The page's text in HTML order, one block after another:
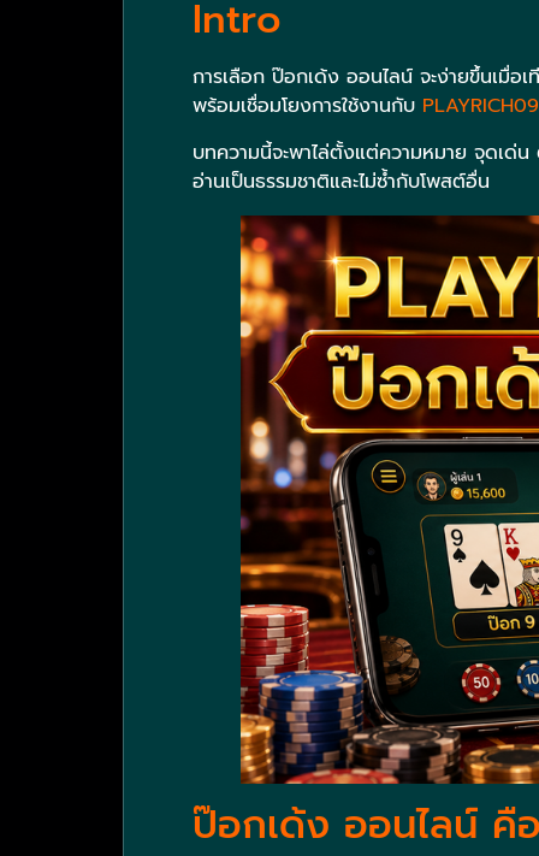
Intro
การเลือก ป๊อกเด้ง ออนไลน์ จะง่ายขึ้นเมื่อ
พร้อมเชื่อมโยงการใช้งานกับ
บทความนี้จะพาไล่ตั้งแต่ความหมาย จุดเด่น
อ่านเป็นธรรมชาติและไม่ซ้ำกับโพสต์อื่น
ป๊อกเด้ง ออนไลน์ คือ